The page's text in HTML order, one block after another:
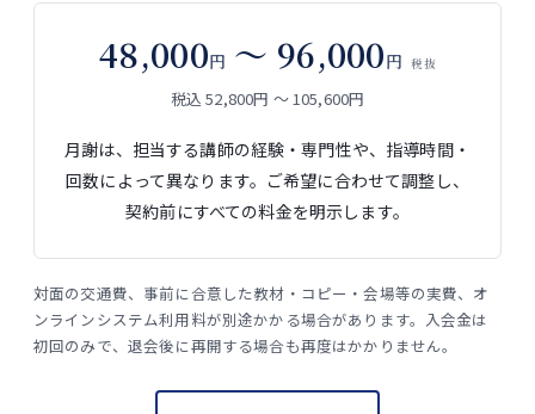
48,000円 〜 96,000円 税抜
税込 52,800円 〜 105,600円
月謝は、担当する講師の経験・専門性や、指導時間・
回数によって異なります。ご希望に合わせて調整し、
契約前にすべての料金を明示します。
対面の交通費、事前に合意した教材・コピー・会場等の実費、オ
ンラインシステム利用料が別途かかる場合があります。入会金は
初回のみで、退会後に再開する場合も再度はかかりません。